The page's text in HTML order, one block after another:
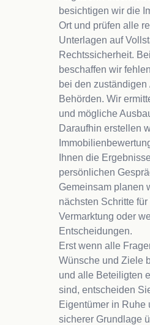
besichtigen wir die
Ort und prüfen alle
Unterlagen auf
Rechtssicherheit.
beschaffen wir
bei den zuständigen
Behörden. Wir
und mögliche
Daraufhin erstellen
Ihnen die
persönlichen
Gemeinsam planen
nächsten Schritte für
Vermarktung oder
Entscheidungen.
Erst wenn alle
Wünsche und Ziele
und alle Beteiligten
sind, entscheiden
Eigentümer in Ruhe
sicherer Grundlage